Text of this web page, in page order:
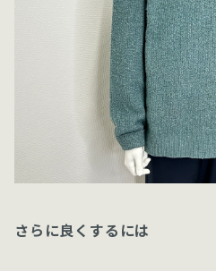
さらに良くするには